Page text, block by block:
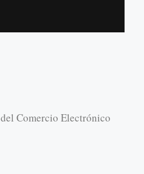
Comercio Electrónico